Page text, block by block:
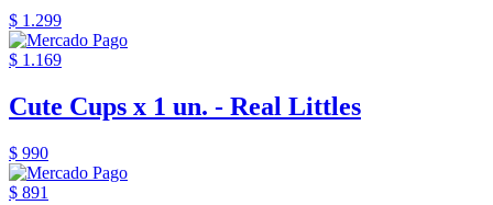
$ 1.299
$ 1.169
Cute Cups x 1 un. - Real Littles
$ 990
$ 891